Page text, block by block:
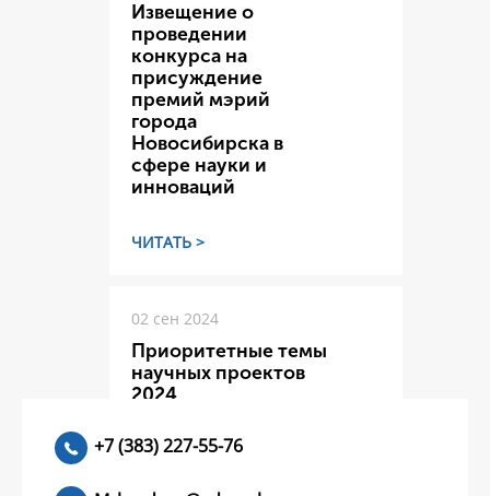
Извещение о
проведении
конкурса на
присуждение
премий мэрий
города
Новосибирска в
сфере науки и
инноваций
ЧИТАТЬ >
02 сен 2024
Приоритетные темы
научных проектов
2024
ЧИТАТЬ >
+7 (383) 227-55-76